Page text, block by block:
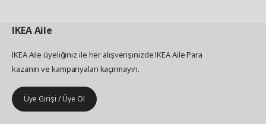
IKEAAile
IKEA Aile üyeliğiniz ile her alışverişinizde IKEA Aile Para
kazanın ve kampanyaları kaçırmayın.
Üye Girişi / Üye Ol